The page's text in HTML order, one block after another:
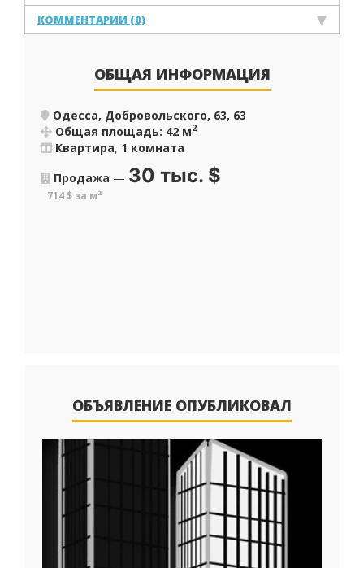
КОММЕНТАРИИ (0)
ОБЩАЯ ИНФОРМАЦИЯ
Одесса, Добровольского, 63, 63
Общая площадь: 42 м2
Квартира, 1 комната
Продажа — 30 тыс. $
714 $ за м²
ОБЪЯВЛЕНИЕ ОПУБЛИКОВАЛ